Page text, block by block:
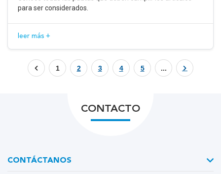
para ser considerados.
leer más +
1 2 3 4 5 ...
CONTACTO
CONTÁCTANOS